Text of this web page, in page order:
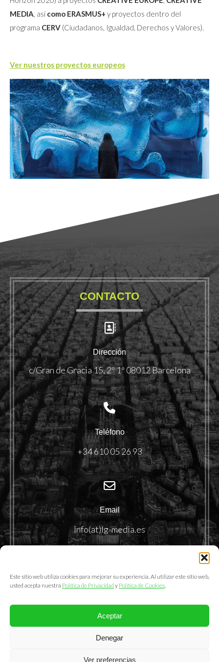
Este sitio web utiliza cookies para mejorar su experiencia. Al utilizar este sitio web,
usted acepta nuestra Política de Privacidad y Política de Cookies.
Aceptar
Denegar
Ver preferencias
MEDIA, así como ERASMUS+ y proyectos dentro del
programa CERV (Ciudadanos, Igualdad, Derechos y Valores).
Ver nuestros proyectos europeos
CONTACTO
Dirección
c/Gran de Gracia 15, 2º 1ª 08012 Barcelona
Teléfono
+34 610 05 26 93
Email
info(at)lg-media.es
@2025. LemonGrass Communications S.L.